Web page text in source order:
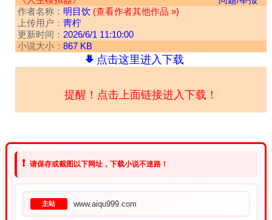
作者名称： 明目饮 (查看作者其他作品 »)
上传用户： 靑柠
更新时间： 2026/6/1 11:10:00
小说大小： 867 KB
点击这里进入下载
提醒！点击上面链接进入下载！
❗ 请保存或截图以下网址，下载小说不迷路！
主站 www.aiqu999.com